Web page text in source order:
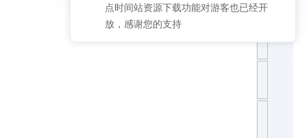
点时间站资源下载功能对游客也已经开
放，感谢您的支持